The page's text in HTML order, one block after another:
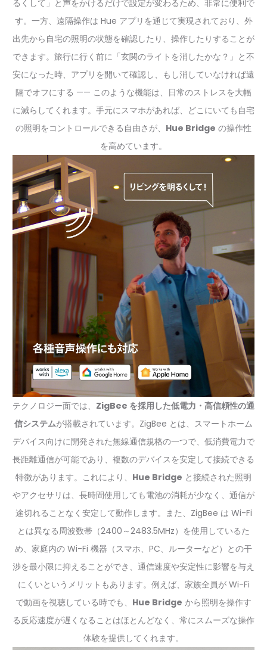
るくして」と声をかけるだけで設定が変わるため、非常に便利で
す。一方、遠隔操作は Hue アプリを通じて実現されており、外
出先から自宅の照明の状態を確認したり、操作したりすることが
できます。旅行に行く前に「玄関のライトを消したかな？」と不
安になった時、アプリを開いて確認し、もし消していなければ遠
隔でオフにする —— このような機能は、日常のストレスを大幅
に減らしてくれます。手元にスマホがあれば、どこにいても自宅
の照明をコントロールできる自由さが、 Hue Bridge の操作性
を高めています。
テクノロジー面では、 ZigBee を採用した低電力・高信頼性の通
信システムが搭載されています。ZigBee とは、スマートホーム
デバイス向けに開発された無線通信規格の一つで、低消費電力で
長距離通信が可能であり、複数のデバイスを安定して接続できる
特徴があります。これにより、 Hue Bridge と接続された照明
やアクセサリは、長時間使用しても電池の消耗が少なく、通信が
途切れることなく安定して動作します。また、ZigBee は Wi-Fi
とは異なる周波数帯（2400～2483.5MHz）を使用しているた
め、家庭内の Wi-Fi 機器（スマホ、PC、ルーターなど）との干
渉を最小限に抑えることができ、通信速度や安定性に影響を与え
にくいというメリットもあります。例えば、家族全員が Wi-Fi
で動画を視聴している時でも、 Hue Bridge から照明を操作す
る反応速度が遅くなることはほとんどなく、常にスムーズな操作
体験を提供してくれます。